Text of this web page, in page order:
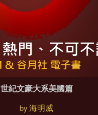
世紀文豪大系美國篇
by海明威